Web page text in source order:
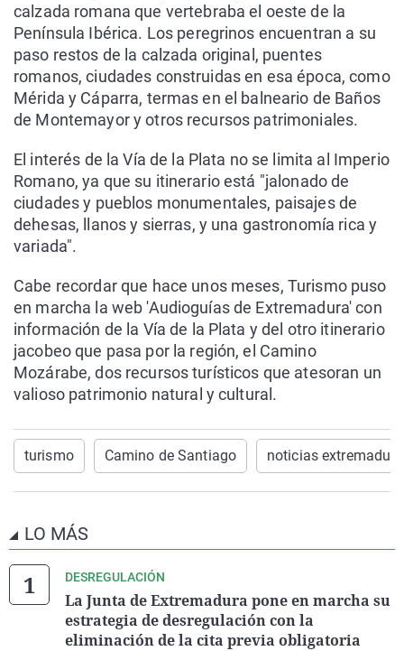
calzada romana que vertebraba el oeste de la
Península Ibérica. Los peregrinos encuentran a su
paso restos de la calzada original, puentes
romanos, ciudades construidas en esa época, como
Mérida y Cáparra, termas en el balneario de Baños
de Montemayor y otros recursos patrimoniales.
El interés de la Vía de la Plata no se limita al Imperio
Romano, ya que su itinerario está "jalonado de
ciudades y pueblos monumentales, paisajes de
dehesas, llanos y sierras, y una gastronomía rica y
variada".
Cabe recordar que hace unos meses, Turismo puso
en marcha la web 'Audioguías de Extremadura' con
información de la Vía de la Plata y del otro itinerario
jacobeo que pasa por la región, el Camino
Mozárabe, dos recursos turísticos que atesoran un
valioso patrimonio natural y cultural.
turismo Camino de Santiago noticias extremadura
LO MÁS
DESREGULACIÓN
La Junta de Extremadura pone en marcha su
estrategia de desregulación con la
eliminación de la cita previa obligatoria